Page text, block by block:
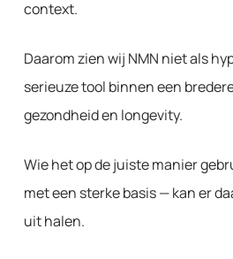
context.
Daarom zien wij NMN niet als
serieuze tool binnen een
gezondheid en longevity.
Wie het op de juiste manier
met een sterke basis — kan er
uit halen.